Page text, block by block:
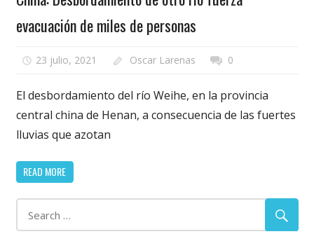
evacuación de miles de personas
23 julio, 2021 Oscar Larenas 0
El desbordamiento del río Weihe, en la provincia
central china de Henan, a consecuencia de las fuertes
lluvias que azotan
READ MORE